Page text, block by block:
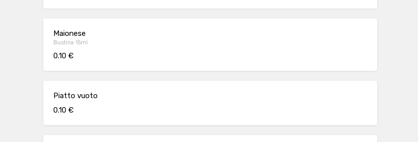
Maionese
Bustina 15ml
0.10 €
Piatto vuoto
0.10 €